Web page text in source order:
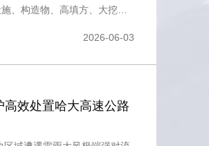
、构造物、高填方、大挖方
2026-06-03
效处置哈大高速公路